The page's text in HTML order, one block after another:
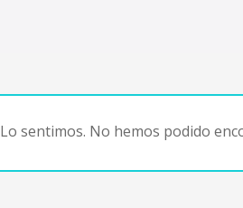
Lo sentimos. No hemos podido